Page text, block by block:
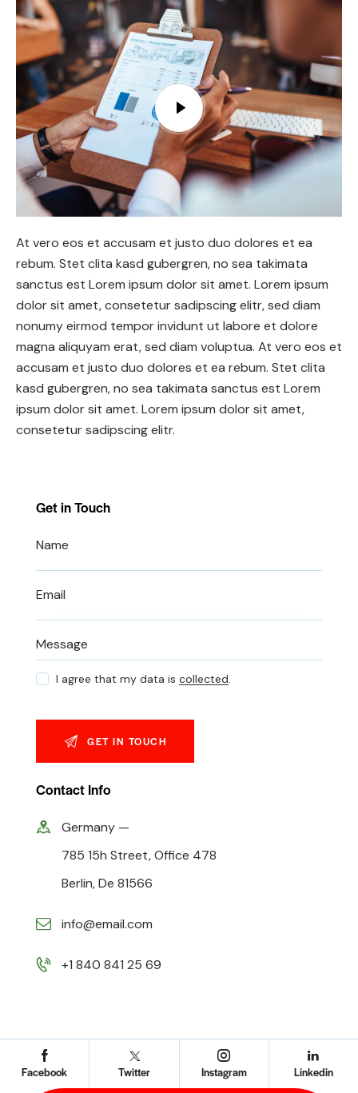
At vero eos et accusam et justo duo dolores et ea
rebum. Stet clita kasd gubergren, no sea takimata
sanctus est Lorem ipsum dolor sit amet. Lorem ipsum
dolor sit amet, consetetur sadipscing elitr, sed diam
nonumy eirmod tempor invidunt ut labore et dolore
magna aliquyam erat, sed diam voluptua. At vero eos et
accusam et justo duo dolores et ea rebum. Stet clita
kasd gubergren, no sea takimata sanctus est Lorem
ipsum dolor sit amet. Lorem ipsum dolor sit amet,
consetetur sadipscing elitr.
Get in Touch
I agree that my data iscollected.
Contact Info
Germany —
785 15h Street, Office 478
Berlin, De 81566
info@email.com
+1 840 841 25 69
Facebook Twitter Instagram Linkedin